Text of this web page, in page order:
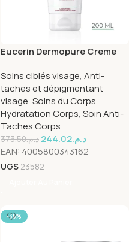
Eucerin Dermopure Creme
Soins ciblés visage, Anti-
taches et dépigmentant
visage, Soins du Corps,
Hydratation Corps, Soin Anti-
Taches Corps
د.م.373.50 د.م.244.02
EAN: 4005800343162
UGS 23582
-35%